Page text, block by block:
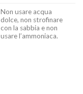
Non usare acqua
dolce, non strofinare
con la sabbia e non
usare l’ammoniaca.